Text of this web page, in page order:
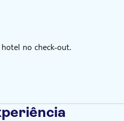
no check-out.